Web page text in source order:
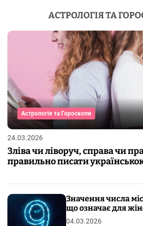
АСТРОЛОГІЯ ТА
Астрологія та Гороскопи
24.03.2026
Зліва чи ліворуч, справа чи
правильно писати
Значення числа
що означає для
04.03.2026